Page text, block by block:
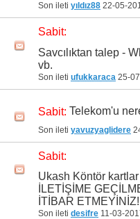
Son ileti yıldız88 22-05-
Sabit:
Savcılıktan talep -
vb.
Son ileti ufukkaraca 25-
Sabit: Telekom'u
Son ileti yavuzyaglidere
Sabit:
Ukash Köntör
İLETİŞİME
İTİBAR
Son ileti desifre 11-03-